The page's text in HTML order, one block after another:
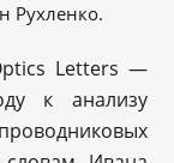
Рухленко.
Letters —
к анализу